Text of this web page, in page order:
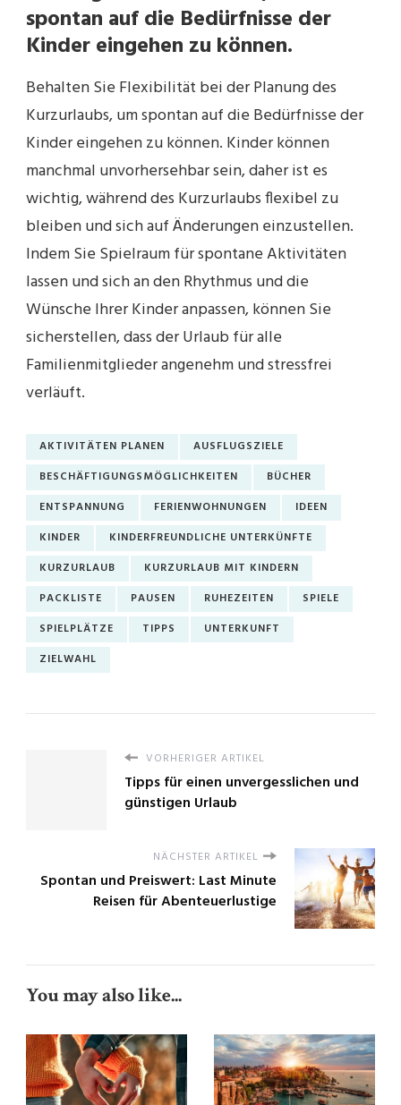
spontan auf die Bedürfnisse der
Kinder eingehen zu können.
Behalten Sie Flexibilität bei der Planung des
Kurzurlaubs, um spontan auf die Bedürfnisse der
Kinder eingehen zu können. Kinder können
manchmal unvorhersehbar sein, daher ist es
wichtig, während des Kurzurlaubs flexibel zu
bleiben und sich auf Änderungen einzustellen.
Indem Sie Spielraum für spontane Aktivitäten
lassen und sich an den Rhythmus und die
Wünsche Ihrer Kinder anpassen, können Sie
sicherstellen, dass der Urlaub für alle
Familienmitglieder angenehm und stressfrei
verläuft.
AKTIVITÄTEN PLANEN
AUSFLUGSZIELE
BESCHÄFTIGUNGSMÖGLICHKEITEN
BÜCHER
ENTSPANNUNG
FERIENWOHNUNGEN
IDEEN
KINDER
KINDERFREUNDLICHE UNTERKÜNFTE
KURZURLAUB
KURZURLAUB MIT KINDERN
PACKLISTE
PAUSEN RUHEZEITEN
SPIELE
SPIELPLÄTZE
TIPPS
UNTERKUNFT
ZIELWAHL
VORHERIGER ARTIKEL
Tipps für einen unvergesslichen und
günstigen Urlaub
NÄCHSTER ARTIKEL
Spontan und Preiswert: Last Minute
Reisen für Abenteuerlustige
You may also like...